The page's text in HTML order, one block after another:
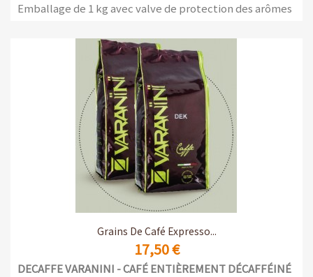
Emballage de 1 kg avec valve de protection des arômes
Grains De Café Expresso...
17,50 €
DECAFFE VARANINI - CAFÉ ENTIÈREMENT DÉCAFFÉINÉ